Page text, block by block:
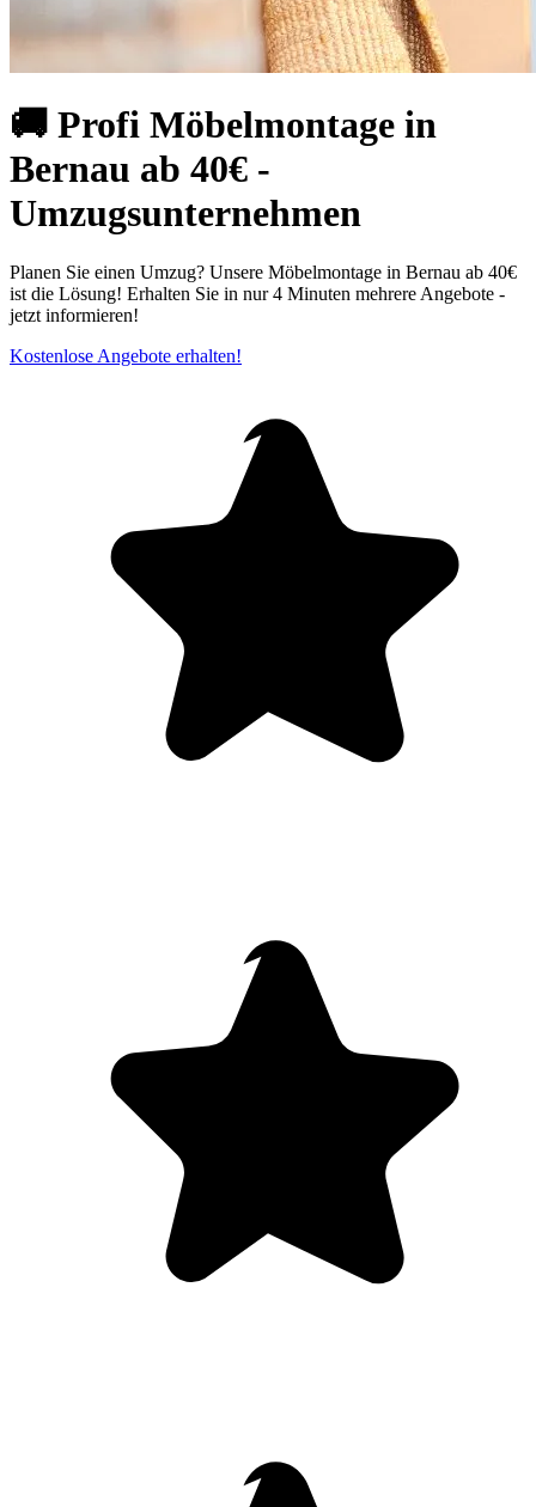
🚚 Profi Möbelmontage in
Bernau ab 40€ -
Umzugsunternehmen
Planen Sie einen Umzug? Unsere Möbelmontage in Bernau ab 40€
ist die Lösung! Erhalten Sie in nur 4 Minuten mehrere Angebote -
jetzt informieren!
Kostenlose Angebote erhalten!